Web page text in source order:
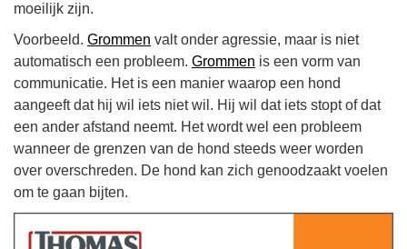
moeilijk zijn.
Voorbeeld. Grommen valt onder agressie, maar is niet
automatisch een probleem. Grommen is een vorm van
communicatie. Het is een manier waarop een hond
aangeeft dat hij wil iets niet wil. Hij wil dat iets stopt of dat
een ander afstand neemt. Het wordt wel een probleem
wanneer de grenzen van de hond steeds weer worden
over overschreden. De hond kan zich genoodzaakt voelen
om te gaan bijten.